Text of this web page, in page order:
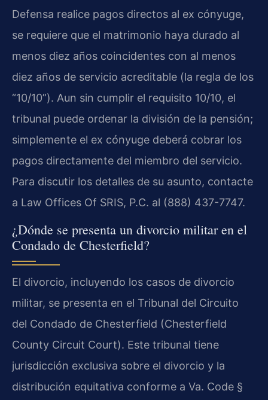
Defensa realice pagos directos al ex cónyuge,
se requiere que el matrimonio haya durado al
menos diez años coincidentes con al menos
diez años de servicio acreditable (la regla de los
“10/10”). Aun sin cumplir el requisito 10/10, el
tribunal puede ordenar la división de la pensión;
simplemente el ex cónyuge deberá cobrar los
pagos directamente del miembro del servicio.
Para discutir los detalles de su asunto, contacte
a Law Offices Of SRIS, P.C. al (888) 437-7747.
¿Dónde se presenta un divorcio militar en el
Condado de Chesterfield?
El divorcio, incluyendo los casos de divorcio
militar, se presenta en el Tribunal del Circuito
del Condado de Chesterfield (Chesterfield
County Circuit Court). Este tribunal tiene
jurisdicción exclusiva sobre el divorcio y la
distribución equitativa conforme a Va. Code §